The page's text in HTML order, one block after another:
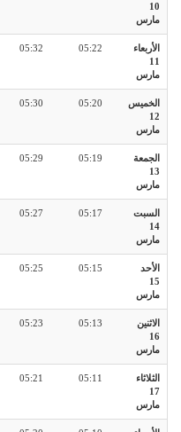
10
مارس
الأربعاء
11
مارس
05:22
05:32
الخميس
12
مارس
05:20
05:30
الجمعة
13
مارس
05:19
05:29
السبت
14
مارس
05:17
05:27
الأحد
15
مارس
05:15
05:25
الاثنين
16
مارس
05:13
05:23
الثلاثاء
17
مارس
05:11
05:21